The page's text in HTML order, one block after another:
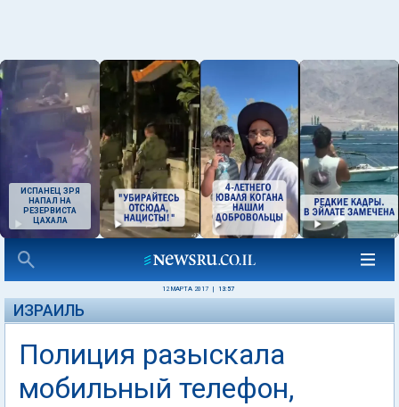
ИСПАНЕЦ ЗРЯ
НАПАЛ НА
РЕЗЕРВИСТА
ЦАХАЛА
12 МАРТА 2017 13:57
ИЗРАИЛЬ
Полиция разыскала
мобильный телефон,